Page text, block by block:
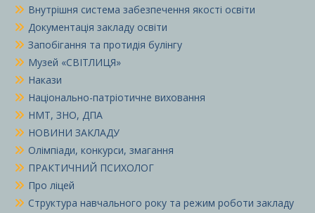
Внутрішня система забезпечення якості освіти
Документація закладу освіти
Запобігання та протидія булінгу
Музей «СВІТЛИЦЯ»
Накази
Національно-патріотичне виховання
НМТ, ЗНО, ДПА
НОВИНИ ЗАКЛАДУ
Олімпіади, конкурси, змагання
ПРАКТИЧНИЙ ПСИХОЛОГ
Про ліцей
Структура навчального року та режим роботи закладу